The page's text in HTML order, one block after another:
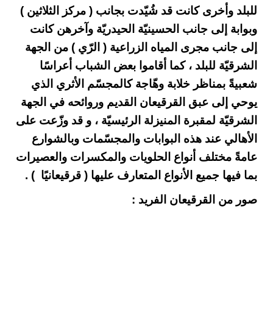
للبلد وأخرى كانت قد شُيّدت بجانب ( مركز الثلاثين )
وبوابة إلى جانب الحسينيّة الحيدريّة وآخرهن كانت
إلى جانب مجرى المياه الزراعية ( الرّي ) من الجهة
الشرقيّة للبلد ، كما أقاموا بعض الشباب أعراسًا
شعبيةً بمناظر خلابة وهّاجة كالمجسّم الأثري الذي
يوحي إلى عبق القرقيعان القديم وروائحه في الجهة
الشرقيّة لمقبرة المنيزلة الرئيسيّة ، و قد وزّعت على
الأهالي عند هذه البوابات والمجسّمات وبالشوارع
عامةً مختلف أنواع الحلويات والمكسرات والعصيرات
بما فيها جميع الأنواع المتعارف عليها ( قرقيعانيًا ) .
صور من القرقيعان الفريد :